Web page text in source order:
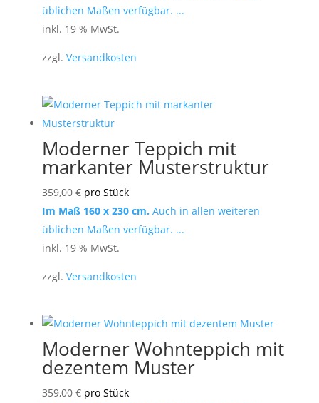
üblichen Maßen verfügbar. ...
inkl. 19 % MwSt.
zzgl. Versandkosten
Moderner Teppich mit
markanter Musterstruktur
359,00 € pro Stück
Im Maß 160 x 230 cm. Auch in allen weiteren
üblichen Maßen verfügbar. ...
inkl. 19 % MwSt.
zzgl. Versandkosten
Moderner Wohnteppich mit
dezentem Muster
359,00 € pro Stück